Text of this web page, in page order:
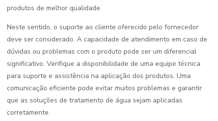
produtos de melhor qualidade.
Neste sentido, o suporte ao cliente oferecido pelo fornecedor
deve ser considerado. A capacidade de atendimento em caso de
dúvidas ou problemas com o produto pode ser um diferencial
significativo. Verifique a disponibilidade de uma equipe técnica
para suporte e assistência na aplicação dos produtos. Uma
comunicação eficiente pode evitar muitos problemas e garantir
que as soluções de tratamento de água sejam aplicadas
corretamente.